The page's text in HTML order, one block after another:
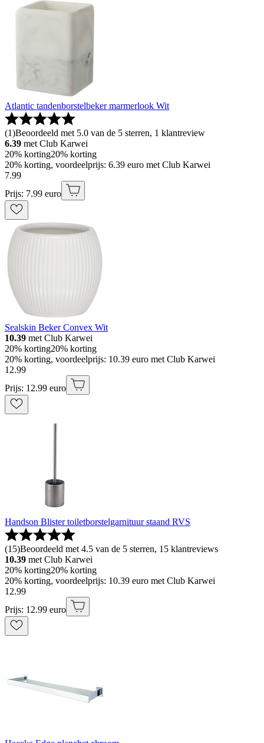
Atlantic tandenborstelbeker marmerlook Wit
(1)Beoordeeld met 5.0 van de 5 sterren, 1 klantreview
6.39 met Club Karwei
20% korting20% korting
20% korting, voordeelprijs: 6.39 euro met Club Karwei
7.99
Prijs: 7.99 euro
Sealskin Beker Convex Wit
10.39 met Club Karwei
20% korting20% korting
20% korting, voordeelprijs: 10.39 euro met Club Karwei
12.99
Prijs: 12.99 euro
Handson Blister toiletborstelgarnituur staand RVS
(15)Beoordeeld met 4.5 van de 5 sterren, 15 klantreviews
10.39 met Club Karwei
20% korting20% korting
20% korting, voordeelprijs: 10.39 euro met Club Karwei
12.99
Prijs: 12.99 euro